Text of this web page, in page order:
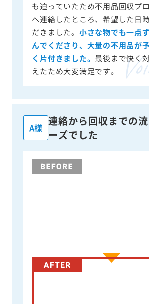
も迫っていたため不用品回収プ
へ連絡したところ、希望した日
だきました。 小さな物でも一点
んでくださり、大量の不用品が
く片付きました。 最後まで快く
えたため大変満足です。
A様
連絡から回収までの
ーズでした